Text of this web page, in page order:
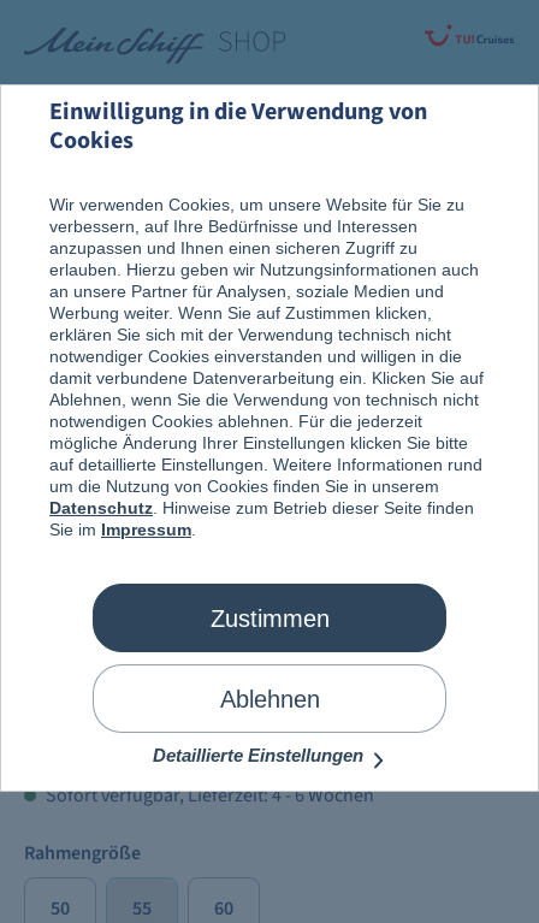
Rund um die Kreuzfahrt
An Bord entdeckt
Sport & Aktiv
Mein Schiff®E-Bike Herren
3.999,00 €
Preise inkl. MwSt. zzgl.Versandkosten
Sofort verfügbar, Lieferzeit: 4 - 6 Wochen
Rahmengröße
50 55 60
Einwilligung in die Verwendung von
Cookies
Wir verwenden Cookies, um unsere Website für Sie zu
verbessern, auf Ihre Bedürfnisse und Interessen
anzupassen und Ihnen einen sicheren Zugriff zu
erlauben. Hierzu geben wir Nutzungsinformationen auch
an unsere Partner für Analysen, soziale Medien und
Werbung weiter. Wenn Sie auf Zustimmen klicken,
erklären Sie sich mit der Verwendung technisch nicht
notwendiger Cookies einverstanden und willigen in die
damit verbundene Datenverarbeitung ein. Klicken Sie auf
Ablehnen, wenn Sie die Verwendung von technisch nicht
notwendigen Cookies ablehnen. Für die jederzeit
mögliche Änderung Ihrer Einstellungen klicken Sie bitte
auf detaillierte Einstellungen. Weitere Informationen rund
um die Nutzung von Cookies finden Sie in unserem
Datenschutz . Hinweise zum Betrieb dieser Seite finden
Sie im Impressum
Zustimmen
Ablehnen
Detaillierte Einstellungen